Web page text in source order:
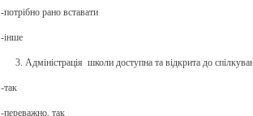
-потрібно рано вставати
-інше
Адміністрація школи доступна та відкрита до
-так
-переважно, так